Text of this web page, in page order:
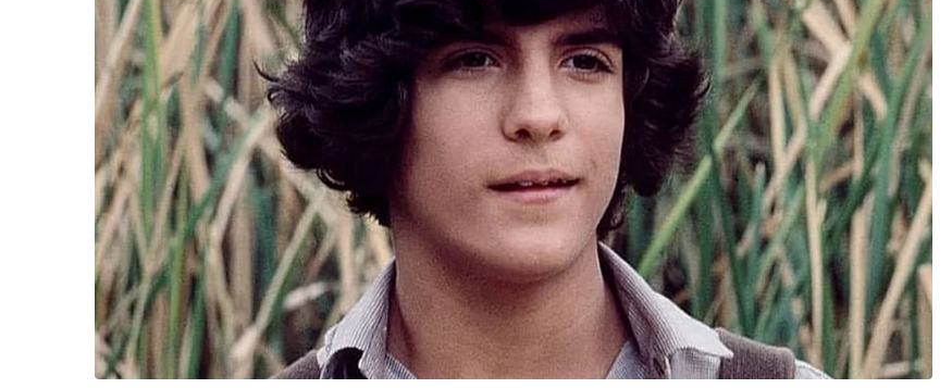
“วันวิชิต” ชี้ระบบเลือก สว. เปิดช่อง
ล็อบบี้ทุกกลุ่ม ส่วนปมฮั้วต้องมีหลัก
ฐานเส้นเงิน ล็อกโหวต กำหนดผล ชี้
ข้อสันนิษฐาน สร้างกระแส แต่ไร้
Impact ทางกฎหมาย
นักวิชาการชี้ “ส้มเปิดดีลคุยแดง-
เขียว” กระทบความชอบธรรมพรรค
ประชาชน หากร่วมรัฐบาลสวนทาง
คำขวัญ “มีเรา ไม่มีเทา”